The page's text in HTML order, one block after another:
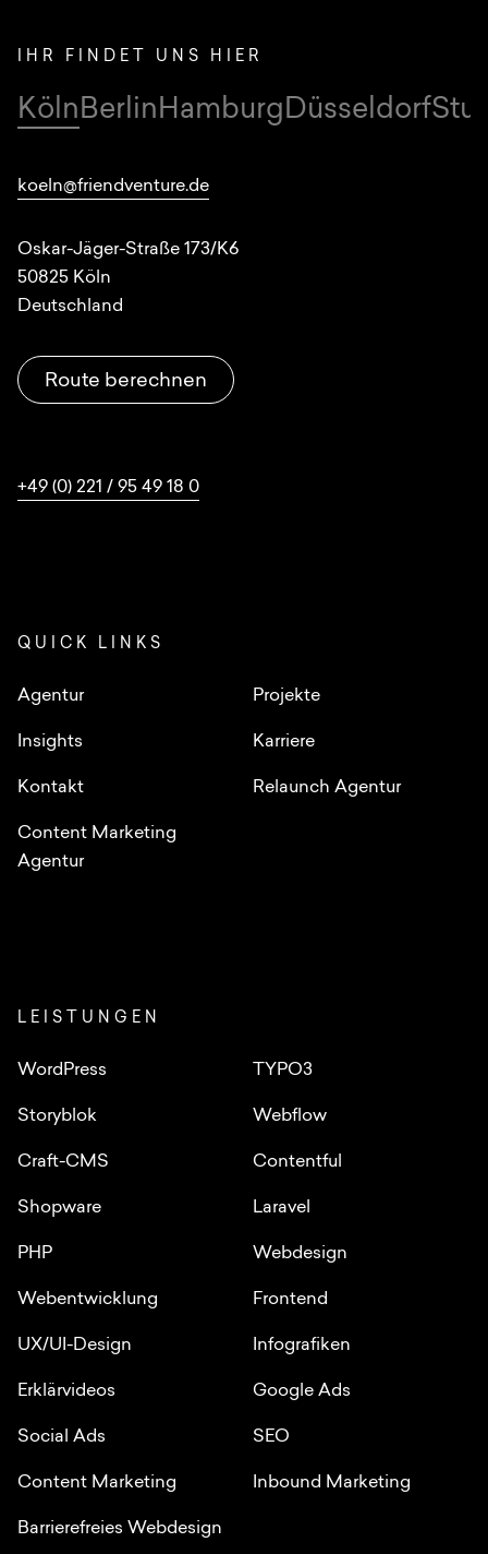
IHR FINDET UNS HIER
Standorte
KölnBerlinHamburgDüsseldorf
koeln@friendventure.de
Oskar-Jäger-Straße 173/K6
50825 Köln
Deutschland
Route berechnen
+49 (0) 221 / 95 49 18 0
LEISTUNGEN
WordPress TYPO3
Storyblok Webflow
Craft-CMS Contentful
Shopware Laravel
PHP Webdesign
Webentwicklung Frontend
UX/UI-Design Infografiken
Erklärvideos Google Ads
Social Ads SEO
Content Marketing Inbound Marketing
Barrierefreies Webdesign
QUICK LINKS
Agentur Projekte
Insights Karriere
Kontakt Relaunch Agentur
Content Marketing
Agentur